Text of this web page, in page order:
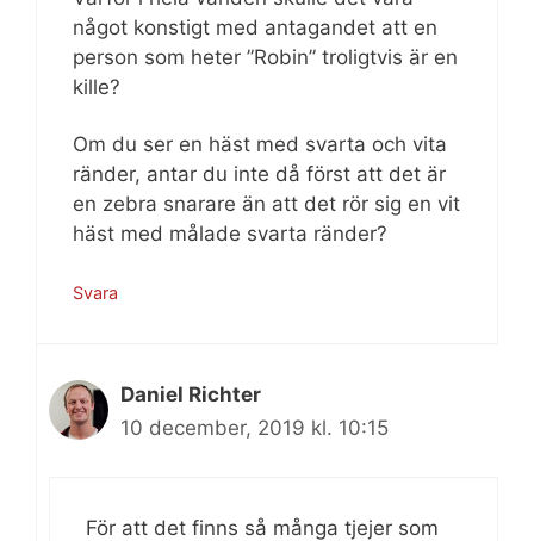
något konstigt med antagandet att en
person som heter ”Robin” troligtvis är en
kille?
Om du ser en häst med svarta och vita
ränder, antar du inte då först att det är
en zebra snarare än att det rör sig en vit
häst med målade svarta ränder?
Svara
Daniel Richter
10 december, 2019 kl. 10:15
För att det finns så många tjejer som